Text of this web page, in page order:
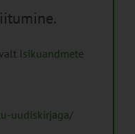
Isikuandmete
uudiskirjaga/